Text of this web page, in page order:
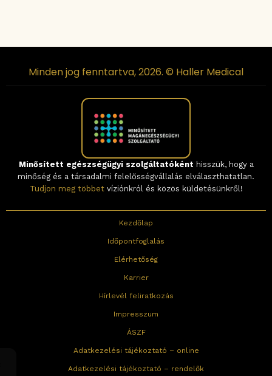
Minden jog fenntartva, 2026. © Haller Medical
Minősített egészségügyi szolgáltatóként hisszük, hogy a
minőség és a társadalmi felelősségvállalás elválaszthatatlan.
Tudjon meg többetvíziónkról és közös küldetésünkről!
Kezdőlap
Időpontfoglalás
Elérhetőség
Karrier
Hírlevél feliratkozás
Impresszum
ÁSZF
Adatkezelési tájékoztató – online
Adatkezelési tájékoztató – rendelők